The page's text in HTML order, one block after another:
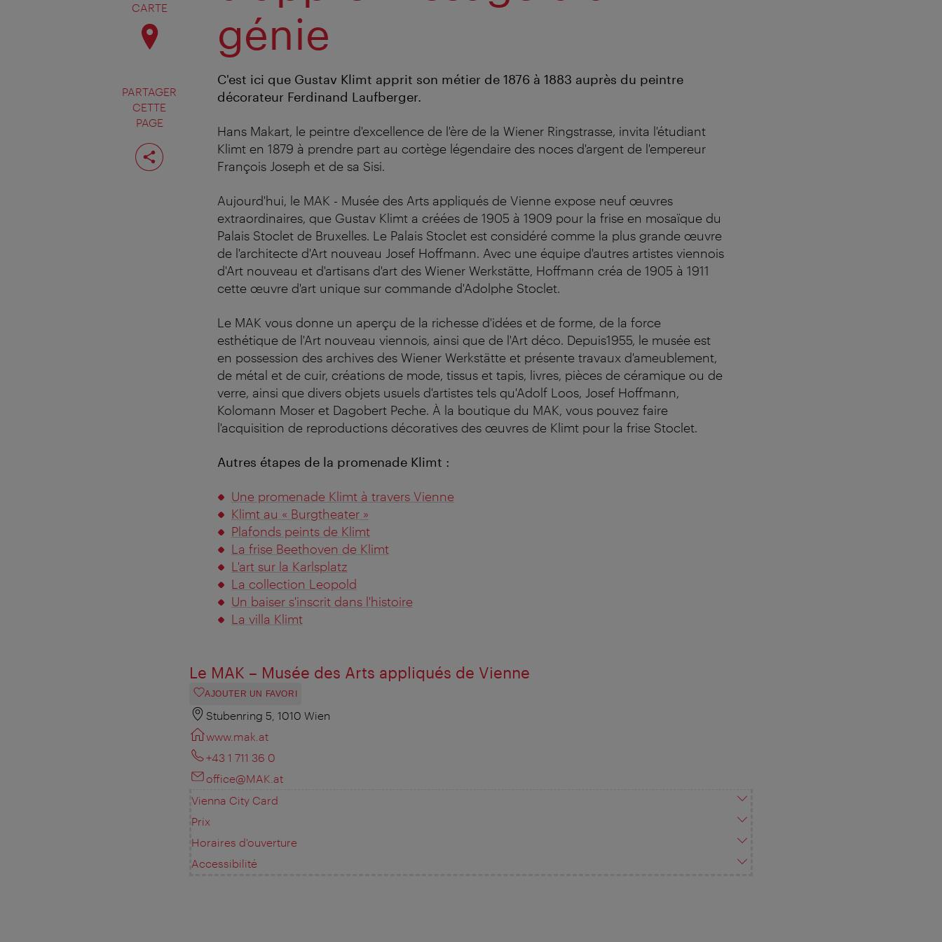
CARTE
PARTAGER
CETTE
PAGE
Partager
cette
page
génie
C'est ici que Gustav Klimt apprit son métier de 1876 à 1883 auprès du peintre
décorateur Ferdinand Laufberger.
Hans Makart, le peintre d'excellence de l'ère de la Wiener Ringstrasse, invita l'étudiant
Klimt en 1879 à prendre part au cortège légendaire des noces d'argent de l'empereur
François Joseph et de sa Sisi.
Aujourd'hui, le MAK - Musée des Arts appliqués de Vienne expose neuf œuvres
extraordinaires, que Gustav Klimt a créées de 1905 à 1909 pour la frise en mosaïque du
Palais Stoclet de Bruxelles. Le Palais Stoclet est considéré comme la plus grande œuvre
de l'architecte d'Art nouveau Josef Hoffmann. Avec une équipe d'autres artistes viennois
d'Art nouveau et d'artisans d'art des Wiener Werkstätte, Hoffmann créa de 1905 à 1911
cette œuvre d'art unique sur commande d'Adolphe Stoclet.
Le MAK vous donne un aperçu de la richesse d'idées et de forme, de la force
esthétique de l'Art nouveau viennois, ainsi que de l'Art déco. Depuis1955, le musée est
en possession des archives des Wiener Werkstätte et présente travaux d'ameublement,
de métal et de cuir, créations de mode, tissus et tapis, livres, pièces de céramique ou de
verre, ainsi que divers objets usuels d'artistes tels qu'Adolf Loos, Josef Hoffmann,
Kolomann Moser et Dagobert Peche. À la boutique du MAK, vous pouvez faire
l'acquisition de reproductions décoratives des œuvres de Klimt pour la frise Stoclet.
Autres étapes de la promenade Klimt :
Une promenade Klimt à travers Vienne
Klimt au « Burgtheater »
Plafonds peints de Klimt
La frise Beethoven de Klimt
L'art sur la Karlsplatz
La collection Leopold
Un baiser s'inscrit dans l'histoire
La villa Klimt
Le MAK – Musée des Arts appliqués de Vienne
AJOUTER UN FAVORI
Stubenring 5, 1010 Wien
www.mak.at
+43 1 711 36 0
office@MAK.at
Vienna City Card
Prix
Horaires d'ouverture
Accessibilité